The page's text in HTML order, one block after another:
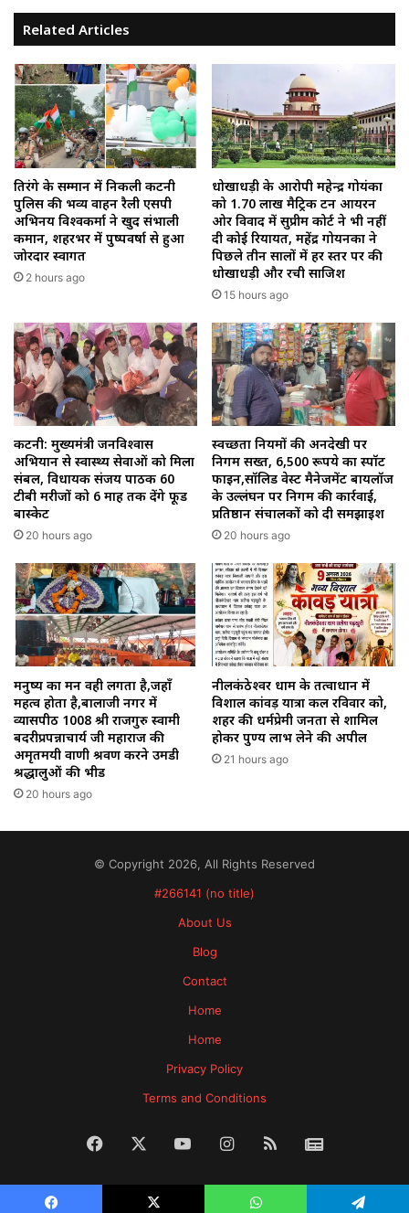
Related Articles
तिरंगे के सम्मान में निकली कटनी
पुलिस की भव्य वाहन रैली एसपी
अभिनय विश्वकर्मा ने खुद संभाली
कमान, शहरभर में पुष्पवर्षा से हुआ
जोरदार स्वागत
2 hours ago
धोखाधड़ी के आरोपी महेन्द्र गोयंका
को 1.70 लाख मैट्रिक टन आयरन
ओर विवाद में सुप्रीम कोर्ट ने भी नहीं
दी कोई रियायत, महेंद्र गोयनका ने
पिछले तीन सालों में हर स्तर पर की
धोखाधड़ी और रची साजिश
15 hours ago
कटनी: मुख्यमंत्री जनविश्वास
अभियान से स्वास्थ्य सेवाओं को मिला
संबल, विधायक संजय पाठक 60
टीबी मरीजों को 6 माह तक देंगे फूड
बास्केट
20 hours ago
स्वच्छता नियमों की अनदेखी पर
निगम सख्त, 6,500 रूपये का स्पॉट
फाइन,सॉलिड वेस्ट मैनेजमेंट बायलॉज
के उल्लंघन पर निगम की कार्रवाई,
प्रतिष्ठान संचालकों को दी समझाइश
20 hours ago
मनुष्य का मन वही लगता है,जहाँ
महत्व होता है,बालाजी नगर में
व्यासपीठ 1008 श्री राजगुरु स्वामी
बदरीप्रपन्नाचार्य जी महाराज की
अमृतमयी वाणी श्रवण करने उमडी
श्रद्धालुओं की भीड
20 hours ago
नीलकंठेश्वर धाम के तत्वाधान में
विशाल कांवड़ यात्रा कल रविवार को,
शहर की धर्मप्रेमी जनता से शामिल
होकर पुण्य लाभ लेने की अपील
21 hours ago
© Copyright 2026, All Rights Reserved
#266141 (no title)
About Us
Blog
Contact
Home
Home
Privacy Policy
Terms and Conditions
Facebook YouTubeInstagram
RSS News